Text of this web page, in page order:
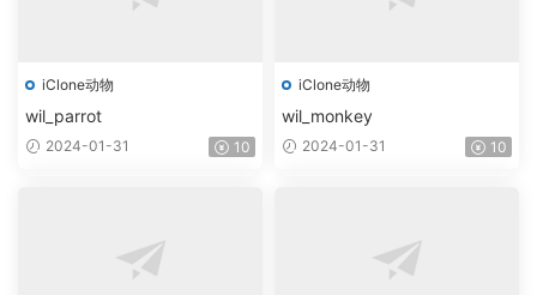
iClone动物
wil_parrot
2024-01-31 10
iClone动物
wil_monkey
2024-01-31 10